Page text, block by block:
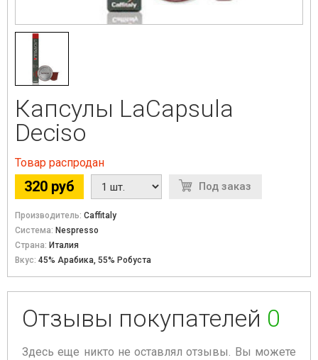
Капсулы LaCapsula
Deciso
Товар распродан
320 руб Под заказ
Производитель: Caffitaly
Система: Nespresso
Страна: Италия
Вкус: 45% Арабика, 55% Робуста
Отзывы покупателей 0
Здесь еще никто не оставлял отзывы. Вы можете